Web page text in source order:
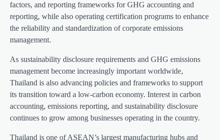
factors, and reporting frameworks for GHG accounting and
reporting, while also operating certification programs to enhance
the reliability and standardization of corporate emissions
management.
As sustainability disclosure requirements and GHG emissions
management become increasingly important worldwide,
Thailand is also advancing policies and frameworks to support
its transition toward a low-carbon economy. Interest in carbon
accounting, emissions reporting, and sustainability disclosure
continues to grow among businesses operating in the country.
Thailand is one of ASEAN’s largest manufacturing hubs and